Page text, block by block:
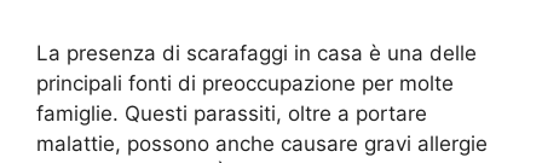
La presenza di scarafaggi in casa è una delle
principali fonti di preoccupazione per molte
famiglie. Questi parassiti, oltre a portare
malattie, possono anche causare gravi allergie